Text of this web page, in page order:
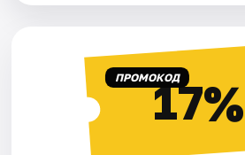
ПРОМОКОД17%